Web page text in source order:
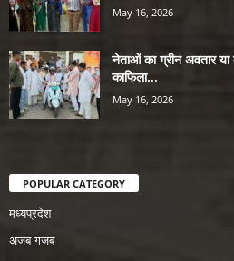
May 16, 2026
नेताओं का ग्रीन अवतार या
काफिला...
May 16, 2026
POPULAR CATEGORY
मध्यप्रदेश
अजब गजब